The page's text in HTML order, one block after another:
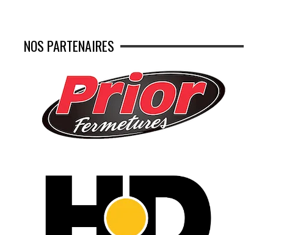
NOS PARTENAIRES